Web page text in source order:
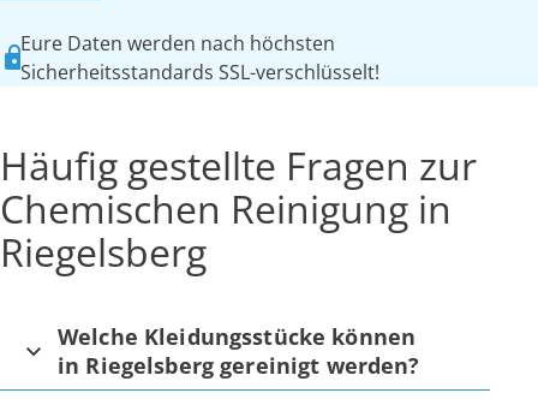
Eure Daten werden nach höchsten
Sicherheitsstandards SSL-verschlüsselt!
Häufig gestellte Fragen zur
Chemischen Reinigung in
Riegelsberg
Welche Kleidungsstücke können
in Riegelsberg gereinigt werden?